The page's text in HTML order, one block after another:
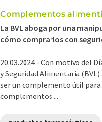
Complementos
La BVL aboga por una
cómo comprarlos con
20.03.2024 - Con motivo del
y Seguridad Alimentaria
ser un complemento útil para
complementos ...